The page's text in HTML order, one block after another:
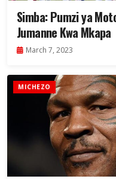
Simba: Pumzi ya
Jumanne Kwa Mkapa
March 7, 2023
MICHEZO